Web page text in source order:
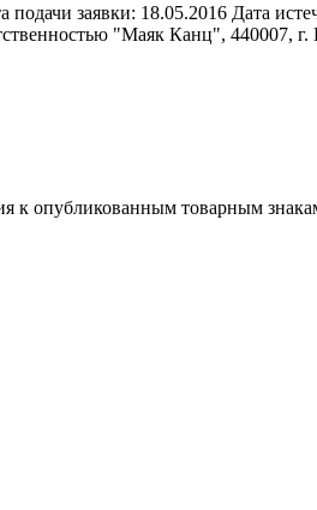
подачи заявки: 18.05.2016 Дата
"Маяк Канц", 440007,
опубликованным товарным